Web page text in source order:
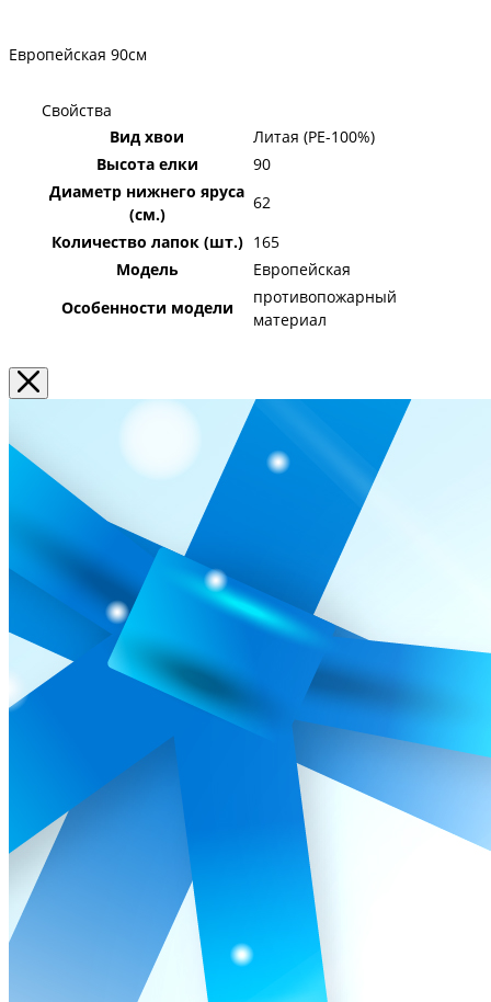
Европейская 90см
Свойства
Вид хвои
Литая (PE-100%)
Высота елки
90
Диаметр нижнего яруса
(см.)
62
Количество лапок (шт.) 165
Модель
Европейская
Особенности модели
противопожарный
материал